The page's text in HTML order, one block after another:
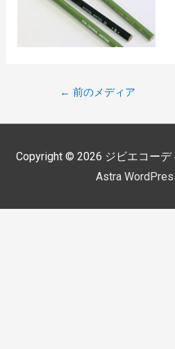
← 前のメディア
Copyright © 2026 ジビエコー
Astra